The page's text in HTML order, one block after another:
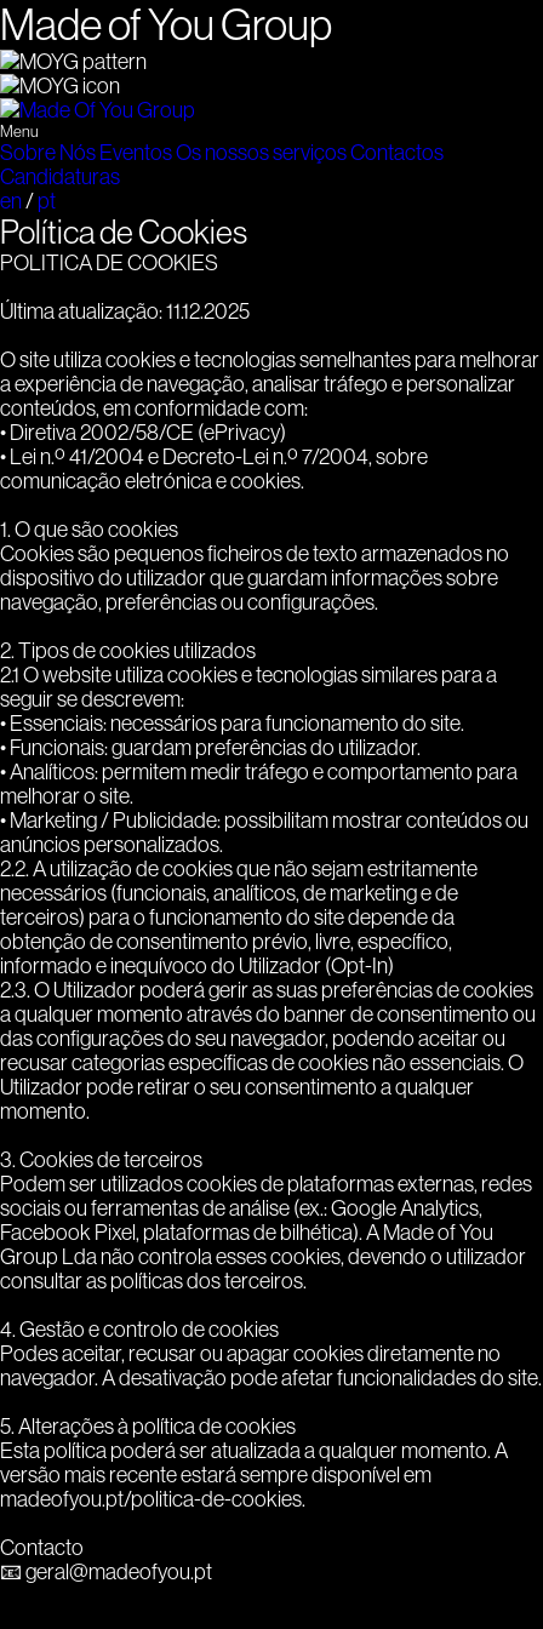
Made of You Group
Menu
Sobre Nós EventosOs nossos serviçosContactos
Candidaturas
en/ pt
Política de Cookies
POLITICA DE COOKIES
Última atualização: 11.12.2025
O site utiliza cookies e tecnologias semelhantes para melhorar
a experiência de navegação, analisar tráfego e personalizar
conteúdos, em conformidade com:
• Diretiva 2002/58/CE (ePrivacy)
• Lei n.º 41/2004 e Decreto-Lei n.º 7/2004, sobre
comunicação eletrónica e cookies.
1. O que são cookies
Cookies são pequenos ficheiros de texto armazenados no
dispositivo do utilizador que guardam informações sobre
navegação, preferências ou configurações.
2. Tipos de cookies utilizados
2.1 O website utiliza cookies e tecnologias similares para a
seguir se descrevem:
• Essenciais: necessários para funcionamento do site.
• Funcionais: guardam preferências do utilizador.
• Analíticos: permitem medir tráfego e comportamento para
melhorar o site.
• Marketing / Publicidade: possibilitam mostrar conteúdos ou
anúncios personalizados.
2.2. A utilização de cookies que não sejam estritamente
necessários (funcionais, analíticos, de marketing e de
terceiros) para o funcionamento do site depende da
obtenção de consentimento prévio, livre, específico,
informado e inequívoco do Utilizador (Opt-In)
2.3. O Utilizador poderá gerir as suas preferências de cookies
a qualquer momento através do banner de consentimento ou
das configurações do seu navegador, podendo aceitar ou
recusar categorias específicas de cookies não essenciais. O
Utilizador pode retirar o seu consentimento a qualquer
momento.
3. Cookies de terceiros
Podem ser utilizados cookies de plataformas externas, redes
sociais ou ferramentas de análise (ex.: Google Analytics,
Facebook Pixel, plataformas de bilhética). A Made of You
Group Lda não controla esses cookies, devendo o utilizador
consultar as políticas dos terceiros.
4. Gestão e controlo de cookies
Podes aceitar, recusar ou apagar cookies diretamente no
navegador. A desativação pode afetar funcionalidades do site.
5. Alterações à política de cookies
Esta política poderá ser atualizada a qualquer momento. A
versão mais recente estará sempre disponível em
madeofyou.pt/politica-de-cookies.
Contacto
📧 geral@madeofyou.pt